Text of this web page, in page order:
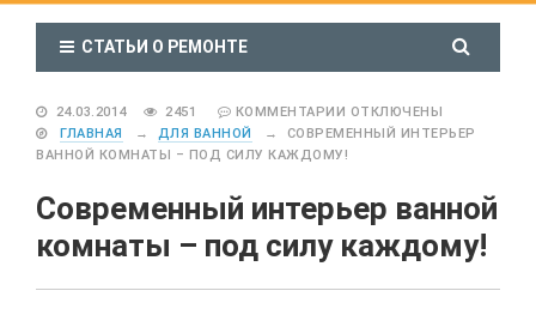
СТАТЬИ О РЕМОНТЕ
24.03.2014 2451 КОММЕНТАРИИ ОТКЛЮЧЕНЫ
ГЛАВНАЯ
→ ДЛЯ ВАННОЙ →
СОВРЕМЕННЫЙ ИНТЕРЬЕР
ВАННОЙ КОМНАТЫ – ПОД СИЛУ КАЖДОМУ!
Современный интерьер ванной
комнаты – под силу каждому!